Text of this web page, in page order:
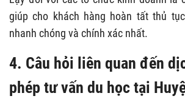
giúp cho khách hàng hoàn tất thủ
nhanh chóng và chính xác nhất.
4. Câu hỏi liên quan đến
phép tư vấn du học tại